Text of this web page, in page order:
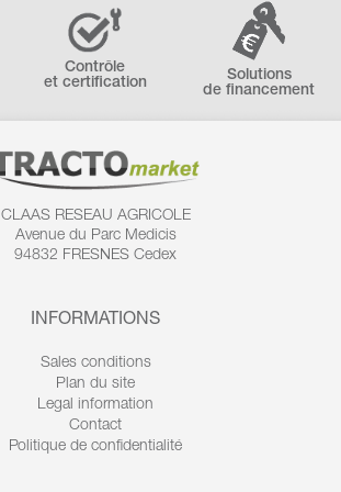
Contrôle
et certification
Solutions
de financement
CLAAS RESEAU AGRICOLE
Avenue du Parc Medicis
94832 FRESNES Cedex
INFORMATIONS
Sales conditions
Plan du site
Legal information
Contact
Politique de confidentialité